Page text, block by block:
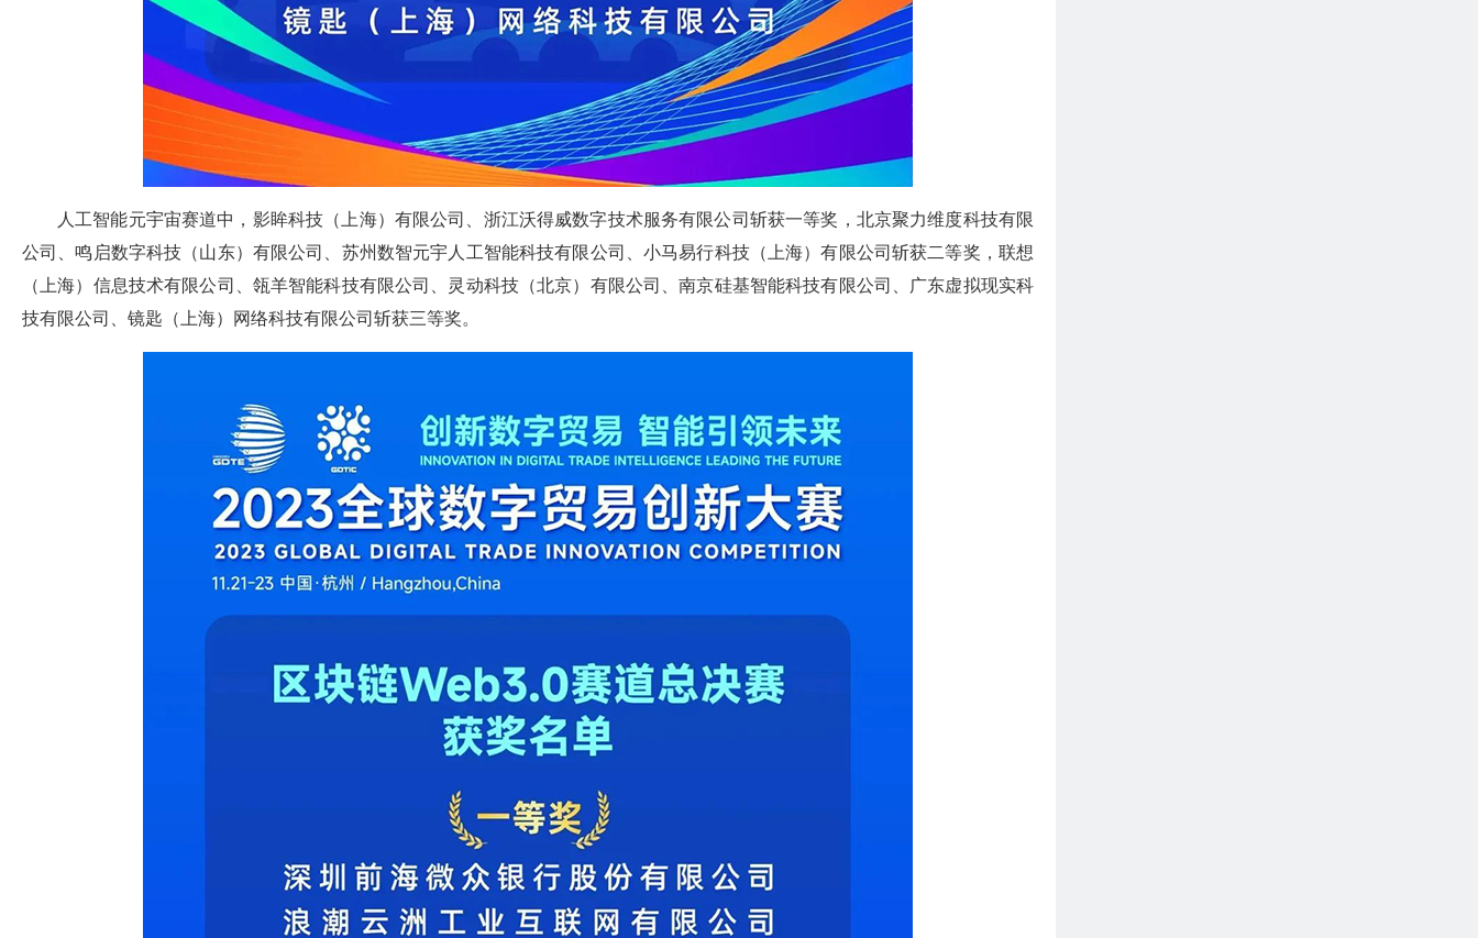
人工智能元宇宙赛道中，影眸科技（上海）有限公司、浙江沃得威数字技术服务有限公司斩获一等奖，北京聚力维度科技有限
公司、鸣启数字科技（山东）有限公司、苏州数智元宇人工智能科技有限公司、小马易行科技（上海）有限公司斩获二等奖，联想
（上海）信息技术有限公司、瓴羊智能科技有限公司、灵动科技（北京）有限公司、南京硅基智能科技有限公司、广东虚拟现实科
技有限公司、镜匙（上海）网络科技有限公司斩获三等奖。